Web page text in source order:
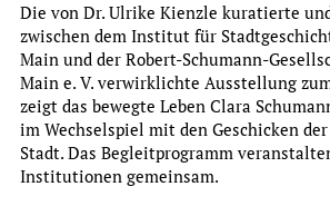
Die von Dr. Ulrike Kienzle kuratierte
zwischen dem Institut für
Main und der Robert-Schumann-
Main e. V. verwirklichte Ausstellung
zeigt das bewegte Leben Clara
im Wechselspiel mit den Geschicken
Stadt. Das Begleitprogramm
Institutionen gemeinsam.